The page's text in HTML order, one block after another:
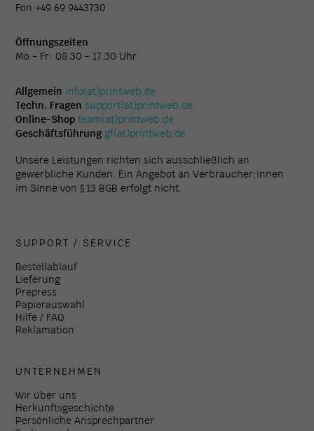
Fon +49 69 9443730
Öffnungszeiten
Mo - Fr: 08.30 - 17.30 Uhr
Allgemein info(at)printweb.de
Techn. Fragen support(at)printweb.de
Online-Shop team(at)printweb.de
Geschäftsführung gf(at)printweb.de
Unsere Leistungen richten sich ausschließlich an
gewerbliche Kunden. Ein Angebot an Verbraucher:innen
im Sinne von § 13 BGB erfolgt nicht.
SUPPORT / SERVICE
Bestellablauf
Lieferung
Prepress
Papierauswahl
Hilfe / FAQ
Reklamation
UNTERNEHMEN
Wir über uns
Herkunftsgeschichte
Persönliche Ansprechpartner